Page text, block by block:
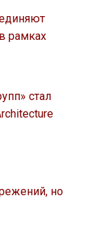
рамках
стал
но